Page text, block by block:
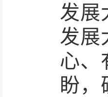
发展
发展
心、
盼